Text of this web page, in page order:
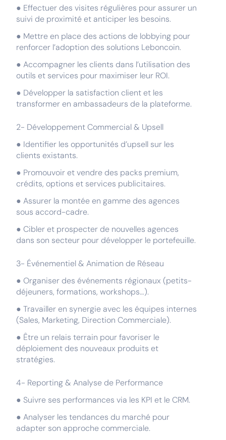
● Effectuer des visites régulières pour assurer un
suivi de proximité et anticiper les besoins.
● Mettre en place des actions de lobbying pour
renforcer l’adoption des solutions Leboncoin.
● Accompagner les clients dans l’utilisation des
outils et services pour maximiser leur ROI.
● Développer la satisfaction client et les
transformer en ambassadeurs de la plateforme.
2- Développement Commercial & Upsell
● Identifier les opportunités d’upsell sur les
clients existants.
● Promouvoir et vendre des packs premium,
crédits, options et services publicitaires.
● Assurer la montée en gamme des agences
sous accord-cadre.
● Cibler et prospecter de nouvelles agences
dans son secteur pour développer le portefeuille.
3- Événementiel & Animation de Réseau
● Organiser des événements régionaux (petits-
déjeuners, formations, workshops…).
● Travailler en synergie avec les équipes internes
(Sales, Marketing, Direction Commerciale).
● Être un relais terrain pour favoriser le
déploiement des nouveaux produits et
stratégies.
4- Reporting & Analyse de Performance
● Suivre ses performances via les KPI et le CRM.
● Analyser les tendances du marché pour
adapter son approche commerciale.